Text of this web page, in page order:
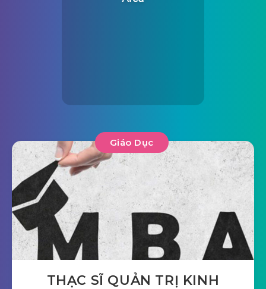
Giáo Dục
THẠC SĨ QUẢN TRỊ KINH